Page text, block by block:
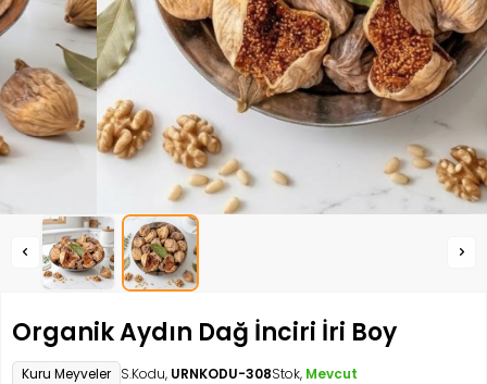
Organik Aydın Dağ İnciri İri Boy
Kuru Meyveler S.Kodu, URNKODU-308Stok, Mevcut